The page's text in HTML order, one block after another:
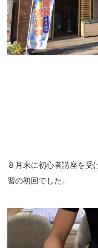
８月末に初心者講座を受
習の初回でした。